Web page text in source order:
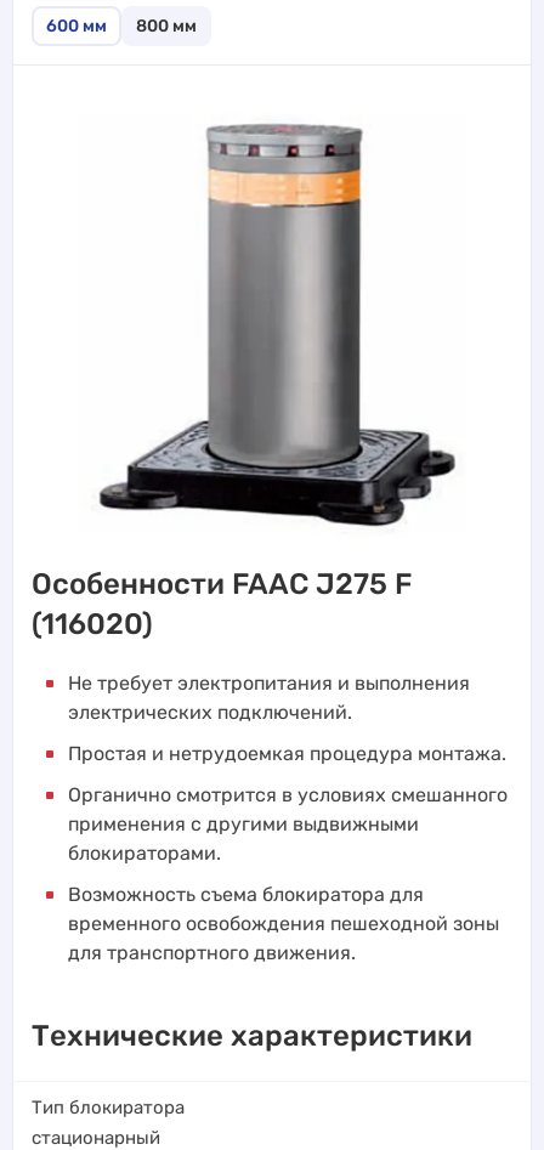
600 мм 800 мм
Особенности FAAC J275 F
(116020)
Не требует электропитания и выполнения
электрических подключений.
Простая и нетрудоемкая процедура монтажа.
Органично смотрится в условиях смешанного
применения с другими выдвижными
блокираторами.
Возможность съема блокиратора для
временного освобождения пешеходной зоны
для транспортного движения.
Технические характеристики
Тип блокиратора
стационарный